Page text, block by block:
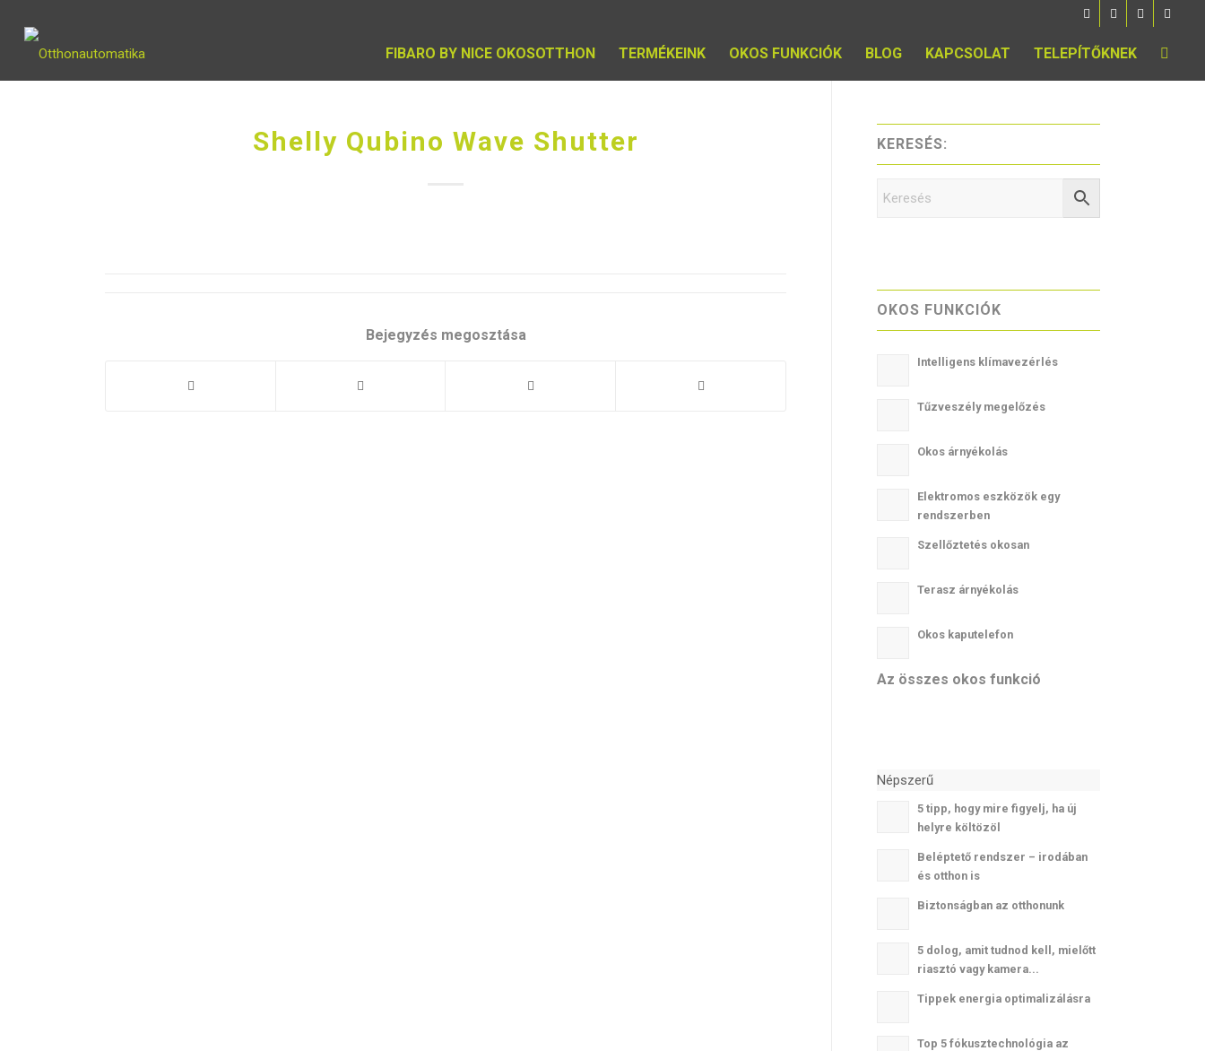
FIBARO BY NICE OKOSOTTHON TERMÉKEINK OKOS FUNKCIÓK BLOG KAPCSOLAT TELEPÍTŐKNEK
Shelly Qubino Wave Shutter
Bejegyzés megosztása
KERESÉS:
OKOS FUNKCIÓK
Intelligens klímavezérlés
Tűzveszély megelőzés
Okos árnyékolás
Elektromos eszközök egy
rendszerben
Szellőztetés okosan
Terasz árnyékolás
Okos kaputelefon
Az összes okos funkció
Népszerű
5 tipp, hogy mire figyelj, ha új
helyre költözöl
Beléptető rendszer – irodában
és otthon is
Biztonságban az otthonunk
5 dolog, amit tudnod kell, mielőtt
riasztó vagy kamera...
Tippek energia optimalizálásra
Top 5 fókusztechnológia az